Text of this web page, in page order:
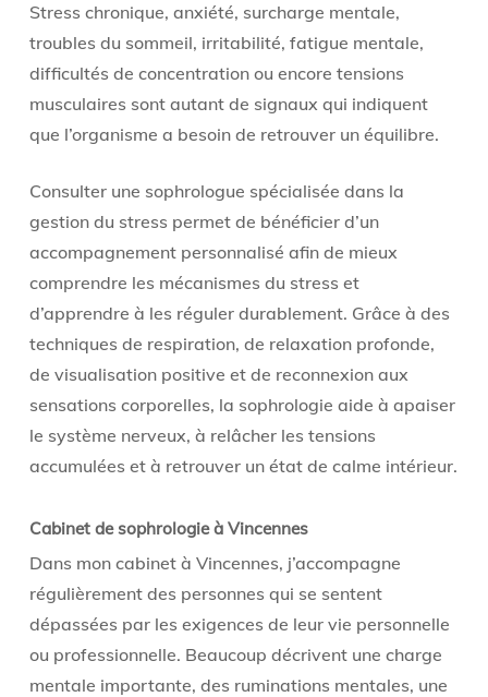
Stress chronique, anxiété, surcharge mentale,
troubles du sommeil, irritabilité, fatigue mentale,
difficultés de concentration ou encore tensions
musculaires sont autant de signaux qui indiquent
que l’organisme a besoin de retrouver un équilibre.
Consulter une sophrologue spécialisée dans la
gestion du stress permet de bénéficier d’un
accompagnement personnalisé afin de mieux
comprendre les mécanismes du stress et
d’apprendre à les réguler durablement. Grâce à des
techniques de respiration, de relaxation profonde,
de visualisation positive et de reconnexion aux
sensations corporelles, la sophrologie aide à apaiser
le système nerveux, à relâcher les tensions
accumulées et à retrouver un état de calme intérieur.
Cabinet de sophrologie à Vincennes
Dans mon cabinet à Vincennes, j’accompagne
régulièrement des personnes qui se sentent
dépassées par les exigences de leur vie personnelle
ou professionnelle. Beaucoup décrivent une charge
mentale importante, des ruminations mentales, une